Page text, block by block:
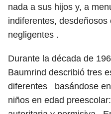
nada a sus hijos y, a
indiferentes,
negligentes .
Durante la década de
Baumrind describió tres
diferentes basándose
niños en edad